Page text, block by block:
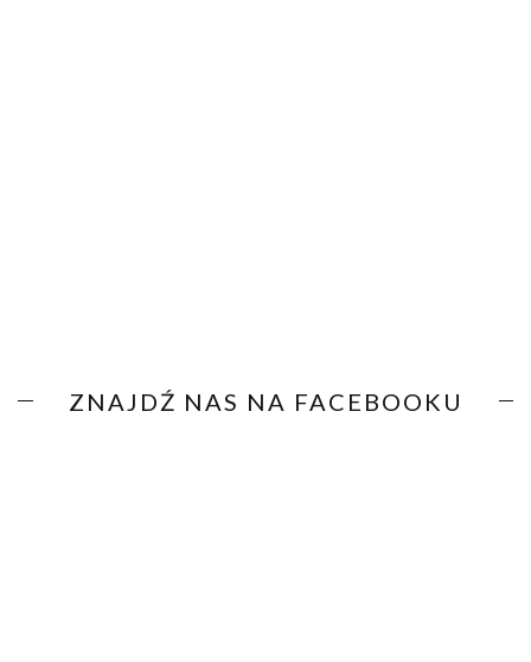
ZNAJDŹ NAS NA FACEBOOKU